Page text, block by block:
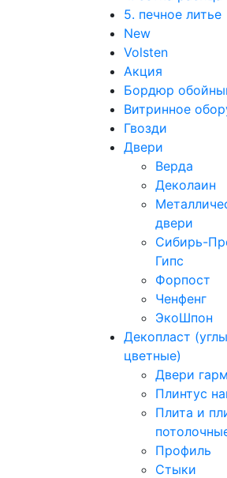
5. печное литье
New
Volsten
Акция
Бордюр
Витринное
Гвозди
Двери
Верда
Деколаин
двери
Сибирь-
Гипс
Форпост
Ченфенг
ЭкоШпон
Декопласт
цветные)
Двери
Плинтус
Плита и
Профиль
Стыки